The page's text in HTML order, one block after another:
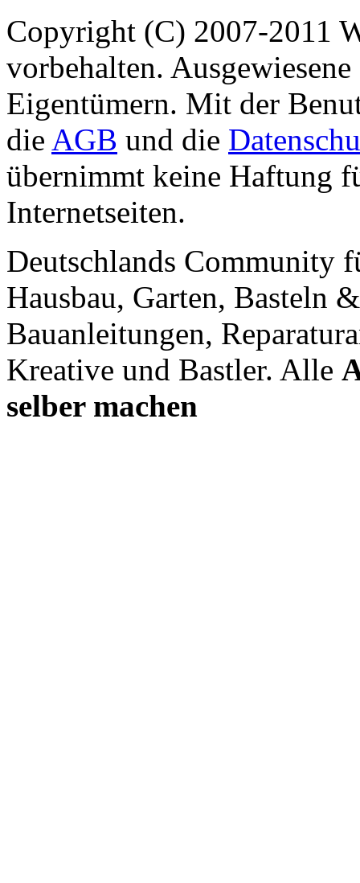
Copyright (C) 2007-2011
vorbehalten.
Eigentümern. Mit der
die AGB und die
übernimmt keine Haftung
Internetseiten.
Deutschlands Community
Hausbau, Garten, Basteln
Bauanleitungen,
Kreative und Bastler. Alle
selber machen